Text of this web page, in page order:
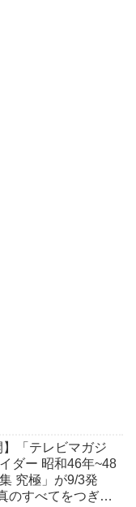
】「テレビマガジ
ダー 昭和46年~48
究極」が9/3発
のすべてをつぎ込